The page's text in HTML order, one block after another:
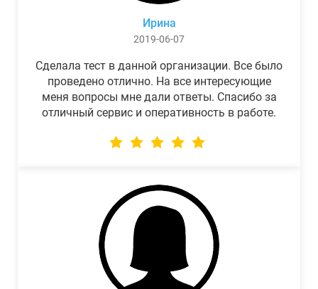
Ирина
2019-06-07
Сделала тест в данной организации. Все было
проведено отлично. На все интересующие
меня вопросы мне дали ответы. Спасибо за
отличный сервис и оперативность в работе.